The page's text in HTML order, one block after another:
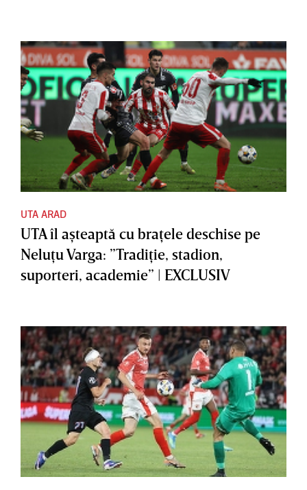
UTA ARAD
UTA îl aşteaptă cu braţele deschise pe
Neluţu Varga: ”Tradiţie, stadion,
suporteri, academie” | EXCLUSIV